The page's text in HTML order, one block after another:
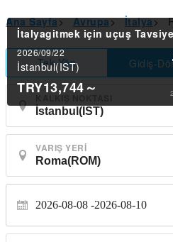
Ana Sayfa> Avrupa> İtalya>
Tek Yön Gidiş-
KALKIŞ NOKTASI
VARIŞ YERI
2026-08-08 2026-08-10
İtalyagitmek için uçuş Tavsiye
2026/09/22
İstanbul(IST)
TRY13,744～